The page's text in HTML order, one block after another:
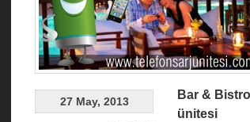
Bar &
ünitesi
27 May, 2013